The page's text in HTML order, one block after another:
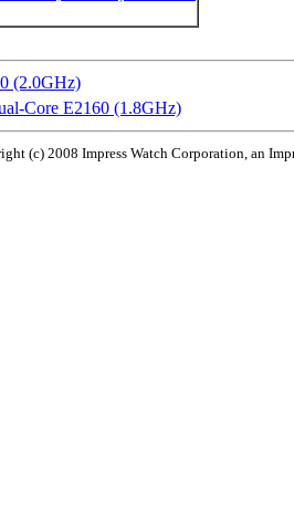
(2.0GHz)
Core E2160 (1.8GHz)
(c) 2008 Impress Watch Corporation, an